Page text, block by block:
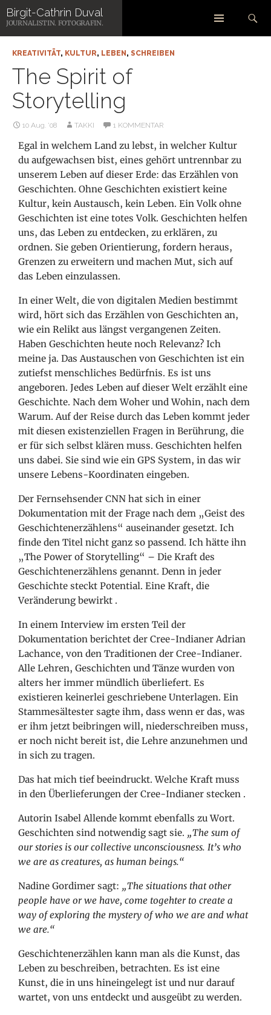
Zum
Inhalt
springen
Suchen
KREATIVITÄT, KULTUR, LEBEN , SCHREIBEN
The Spirit of
Storytelling
10 Aug. ’08 TAKKI 1 KOMMENTAR
Egal in welchem Land zu lebst, in welcher Kultur
du aufgewachsen bist, eines gehört untrennbar zu
unserem Leben auf dieser Erde: das Erzählen von
Geschichten. Ohne Geschichten existiert keine
Kultur, kein Austausch, kein Leben. Ein Volk ohne
Geschichten ist eine totes Volk. Geschichten helfen
uns, das Leben zu entdecken, zu erklären, zu
ordnen. Sie geben Orientierung, fordern heraus,
Grenzen zu erweitern und machen Mut, sich auf
das Leben einzulassen.
In einer Welt, die von digitalen Medien bestimmt
wird, hört sich das Erzählen von Geschichten an,
wie ein Relikt aus längst vergangenen Zeiten.
Haben Geschichten heute noch Relevanz? Ich
meine ja. Das Austauschen von Geschichten ist ein
zutiefst menschliches Bedürfnis. Es ist uns
angeboren. Jedes Leben auf dieser Welt erzählt eine
Geschichte. Nach dem Woher und Wohin, nach dem
Warum. Auf der Reise durch das Leben kommt jeder
mit diesen existenziellen Fragen in Berührung, die
er für sich selbst klären muss. Geschichten helfen
uns dabei. Sie sind wie ein GPS System, in das wir
unsere Lebens-Koordinaten eingeben.
Der Fernsehsender CNN hat sich in einer
Dokumentation mit der Frage nach dem „Geist des
Geschichtenerzählens“ auseinander gesetzt. Ich
finde den Titel nicht ganz so passend. Ich hätte ihn
„The Power of Storytelling“ – Die Kraft des
Geschichtenerzählens genannt. Denn in jeder
Geschichte steckt Potential. Eine Kraft, die
Veränderungbewirkt .
In einem Interview im ersten Teil der
Dokumentation berichtet der Cree-Indianer Adrian
Lachance, von den Traditionen der Cree-Indianer.
Alle Lehren, Geschichten und Tänze wurden von
alters her immer mündlich überliefert. Es
existieren keinerlei geschriebene Unterlagen. Ein
Stammesältester sagte ihm, dass wenn er das, was
er ihm jetzt beibringen will, niederschreiben muss,
er noch nicht bereit ist, die Lehre anzunehmen und
in sich zu tragen.
Das hat mich tief beeindruckt. Welche Kraft muss
in den Überlieferungen der Cree-Indianer stecken .
AutorinIsabel Allende kommt ebenfalls zu Wort.
Geschichten sind notwendig sagt sie. „The sum of
our stories is our collective unconsciousness. It’s who
we are as creatures, as human beings.“
Nadine Gordimer sagt: „The situations that other
people have or we have, come togehter to create a
way of exploring the mystery of who we are and what
we are.“
Geschichtenerzählen kann man als die Kunst, das
Leben zu beschreiben, betrachten. Es ist eine
Kunst, die in uns hineingelegt ist und nur darauf
wartet, von uns entdeckt und ausgeübt zu werden.
Birgit-Cathrin Duval
JOURNALISTIN. FOTOGRAFIN.